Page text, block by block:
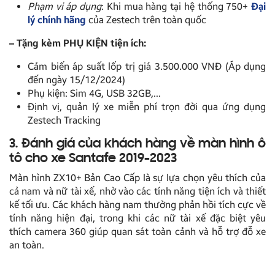
Phạm vi áp dụng: Khi mua hàng tại hệ thống 750+Đại
lý chính hãng của Zestech trên toàn quốc
– Tặng kèm PHỤ KIỆN tiện ích:
Cảm biến áp suất lốp trị giá 3.500.000 VNĐ (Áp dụng
đến ngày 15/12/2024)
Phụ kiện: Sim 4G, USB 32GB,…
Định vị, quản lý xe miễn phí trọn đời qua ứng dụng
Zestech Tracking
3. Đánh giá của khách hàng về màn hình ô
tô cho xe Santafe 2019-2023
Màn hình ZX10+ Bản Cao Cấp là sự lựa chọn yêu thích của
cả nam và nữ tài xế, nhờ vào các tính năng tiện ích và thiết
kế tối ưu. Các khách hàng nam thường phản hồi tích cực về
tính năng hiện đại, trong khi các nữ tài xế đặc biệt yêu
thích camera 360 giúp quan sát toàn cảnh và hỗ trợ đỗ xe
an toàn.